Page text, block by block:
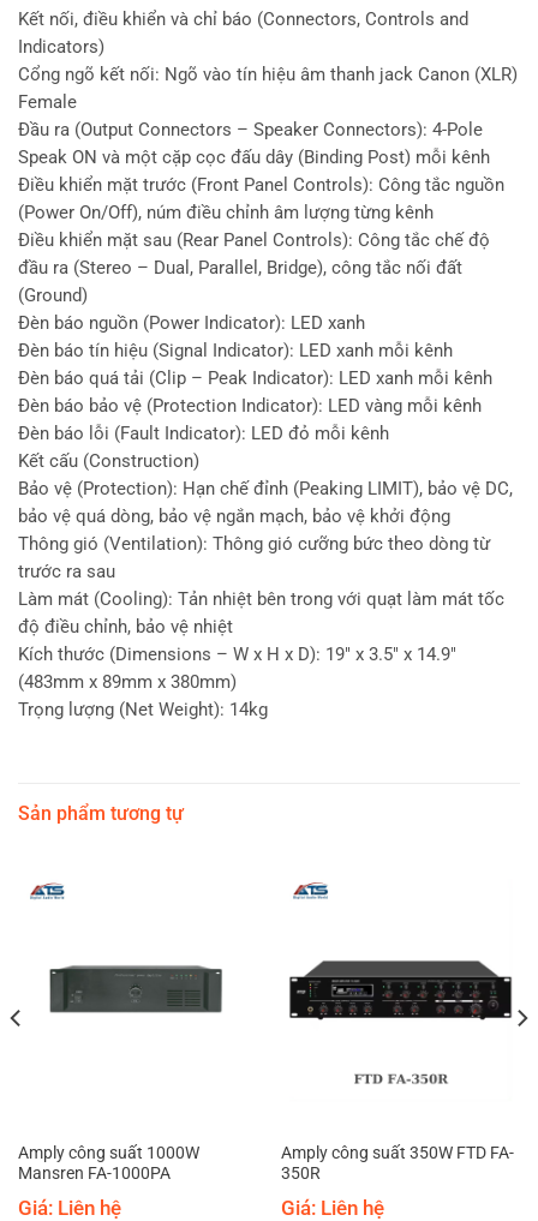
Kết nối, điều khiển và chỉ báo (Connectors, Controls and
Indicators)
Cổng ngõ kết nối: Ngõ vào tín hiệu âm thanh jack Canon (XLR)
Female
Đầu ra (Output Connectors – Speaker Connectors): 4-Pole
Speak ON và một cặp cọc đấu dây (Binding Post) mỗi kênh
Điều khiển mặt trước (Front Panel Controls): Công tắc nguồn
(Power On/Off), núm điều chỉnh âm lượng từng kênh
Điều khiển mặt sau (Rear Panel Controls): Công tắc chế độ
đầu ra (Stereo – Dual, Parallel, Bridge), công tắc nối đất
(Ground)
Đèn báo nguồn (Power Indicator): LED xanh
Đèn báo tín hiệu (Signal Indicator): LED xanh mỗi kênh
Đèn báo quá tải (Clip – Peak Indicator): LED xanh mỗi kênh
Đèn báo bảo vệ (Protection Indicator): LED vàng mỗi kênh
Đèn báo lỗi (Fault Indicator): LED đỏ mỗi kênh
Kết cấu (Construction)
Bảo vệ (Protection): Hạn chế đỉnh (Peaking LIMIT), bảo vệ DC,
bảo vệ quá dòng, bảo vệ ngắn mạch, bảo vệ khởi động
Thông gió (Ventilation): Thông gió cưỡng bức theo dòng từ
trước ra sau
Làm mát (Cooling): Tản nhiệt bên trong với quạt làm mát tốc
độ điều chỉnh, bảo vệ nhiệt
Kích thước (Dimensions – W x H x D): 19″ x 3.5″ x 14.9″
(483mm x 89mm x 380mm)
Trọng lượng (Net Weight): 14kg
Sản phẩm tương tự
Amply công suất 1000W
Mansren FA-1000PA
Giá: Liên hệ
Amply công suất 350W FTD FA-
350R
Giá: Liên hệ